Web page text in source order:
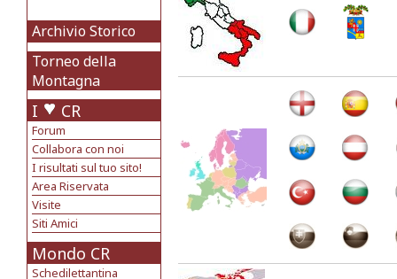
Archivio Storico
Torneo della
Montagna
I CR
Forum
Collabora con noi
I risultati sul tuo sito!
Area Riservata
Visite
Siti Amici
Mondo CR
Schedilettantina